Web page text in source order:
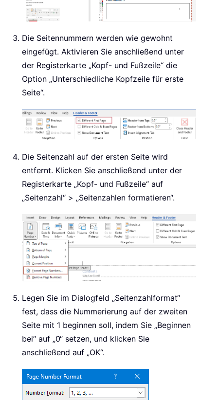
Die Seitennummern werden wie gewohnt
eingefügt. Aktivieren Sie anschließend unter
der Registerkarte „Kopf- und Fußzeile“ die
Option „Unterschiedliche Kopfzeile für erste
Seite“.
Die Seitenzahl auf der ersten Seite wird
entfernt. Klicken Sie anschließend unter der
Registerkarte „Kopf- und Fußzeile“ auf
„Seitenzahl“ > „Seitenzahlen formatieren“.
Legen Sie im Dialogfeld „Seitenzahlformat“
fest, dass die Nummerierung auf der zweiten
Seite mit 1 beginnen soll, indem Sie „Beginnen
bei“ auf „0“ setzen, und klicken Sie
anschließend auf „OK“.